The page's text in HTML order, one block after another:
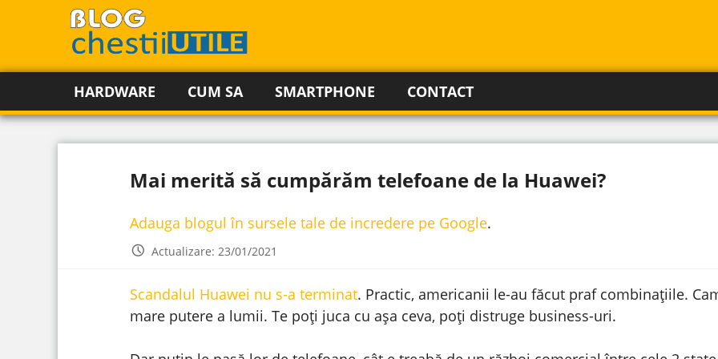
HARDWARE CUM SA SMARTPHONE CONTACT
Mai merită să cumpărăm telefoane de la Huawei?
Adauga blogul în sursele tale de incredere pe Google.
Actualizare: 23/01/2021
Scandalul Huawei nu s-a terminat. Practic, americanii le-au făcut praf combinațiile.
mare putere a lumii. Te poți juca cu așa ceva, poți distruge business-uri.